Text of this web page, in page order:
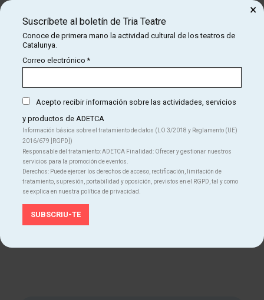
04
may
17:00 h
Finalizado
viernes
09
may
21 €
Suscríbete al boletín de Tria Teatre
Conoce de primera mano la actividad cultural de los teatros de
Catalunya.
Correo electrónico*
Acepto recibir información sobre las actividades, servicios
y productos de ADETCA
Información básica sobre el tratamiento de datos (LO 3/2018 y Reglamento (UE)
2016/679 ]RGPD])
Responsable del tratamiento: ADETCA Finalidad: Ofrecer y gestionar nuestros
servicios para la promoción de eventos.
Derechos: Puede ejercer los derechos de acceso, rectificación, limitación de
tratamiento, supresión, portabilidad y oposición, previstos en el RGPD, tal y como
se explica en nuestra política de privacidad.
×